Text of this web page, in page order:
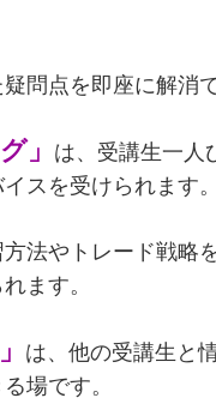
問点を即座に解消
」
は、受講生一人
スを受けられます
法やトレード戦略
ます。
は、他の受講生と
場です。